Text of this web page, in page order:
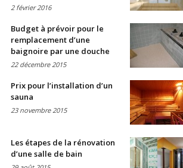
2 février 2016
Budget à prévoir pour le
remplacement d’une
baignoire par une douche
22 décembre 2015
Prix pour l’installation d’un
sauna
23 novembre 2015
Les étapes de la rénovation
d’une salle de bain